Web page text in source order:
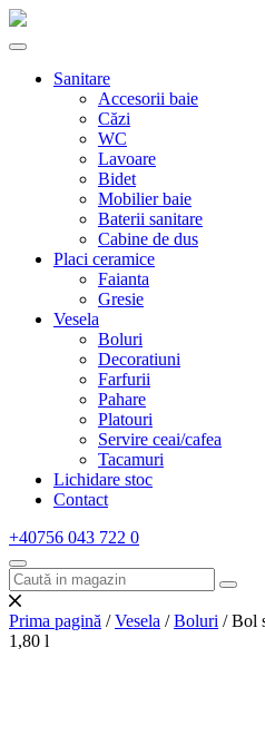
Sanitare
Accesorii baie
Căzi
WC
Lavoare
Bidet
Mobilier baie
Baterii sanitare
Cabine de dus
Placi ceramice
Faianta
Gresie
Vesela
Boluri
Decoratiuni
Farfurii
Pahare
Platouri
Servire ceai/cafea
Tacamuri
Lichidare stoc
Contact
+40756 043 722 0
Prima pagină /Vesela /Boluri / Bol
1,80 l